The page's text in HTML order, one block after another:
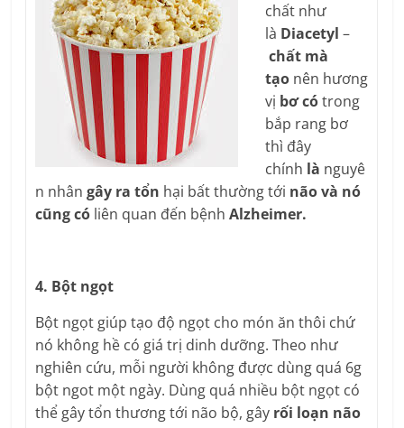
chất như
là Diacetyl –
chất mà
tạo nên hương
vị bơ cótrong
bắp rang bơ
thì đây
chính là nguyê
n nhângây ra tổn hại bất thường tới não và nó
cũng có liên quan đến bệnhAlzheimer.
4. Bột ngọt
Bột ngọt giúp tạo độ ngọt cho món ăn thôi chứ
nó không hề có giá trị dinh dưỡng. Theo như
nghiên cứu, mỗi người không được dùng quá 6g
bột ngot một ngày. Dùng quá nhiều bột ngọt có
thể gây tổn thương tới não bộ, gây rối loạn não